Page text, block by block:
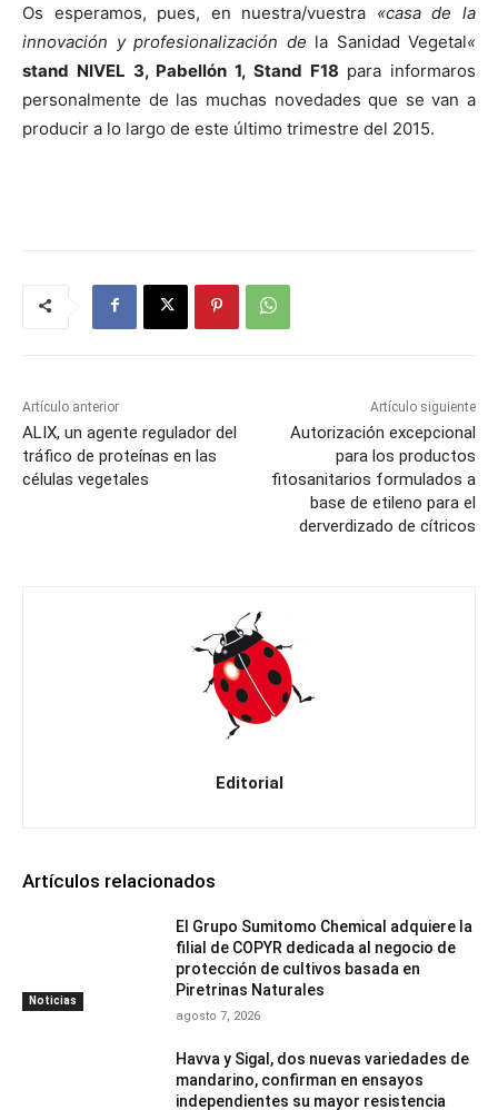
Os esperamos, pues, en nuestra/vuestra «casa de la
innovación y profesionalización de la Sanidad Vegetal«
stand NIVEL 3, Pabellón 1, Stand F18 para informaros
personalmente de las muchas novedades que se van a
producir a lo largo de este último trimestre del 2015.
Artículo anterior
ALIX, un agente regulador del
tráfico de proteínas en las
células vegetales
Artículo siguiente
Autorización excepcional
para los productos
fitosanitarios formulados a
base de etileno para el
derverdizado de cítricos
Editorial
Artículos relacionados
Noticias
El Grupo Sumitomo Chemical adquiere la
filial de COPYR dedicada al negocio de
protección de cultivos basada en
Piretrinas Naturales
agosto 7, 2026
Havva y Sigal, dos nuevas variedades de
mandarino, confirman en ensayos
independientes su mayor resistencia